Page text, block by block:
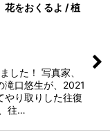
をおくるよ / 植
た！ 写真家、
滝口悠生が、2021
やり取りした往復
往…